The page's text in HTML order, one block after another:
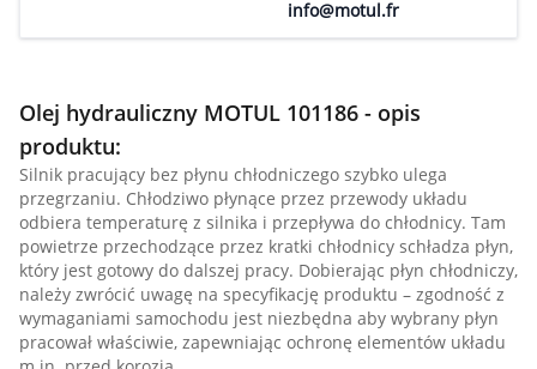
info@motul.fr
Olej hydrauliczny MOTUL 101186 - opis
produktu:
Silnik pracujący bez płynu chłodniczego szybko ulega
przegrzaniu. Chłodziwo płynące przez przewody układu
odbiera temperaturę z silnika i przepływa do chłodnicy. Tam
powietrze przechodzące przez kratki chłodnicy schładza płyn,
który jest gotowy do dalszej pracy. Dobierając płyn chłodniczy,
należy zwrócić uwagę na specyfikację produktu – zgodność z
wymaganiami samochodu jest niezbędna aby wybrany płyn
pracował właściwie, zapewniając ochronę elementów układu